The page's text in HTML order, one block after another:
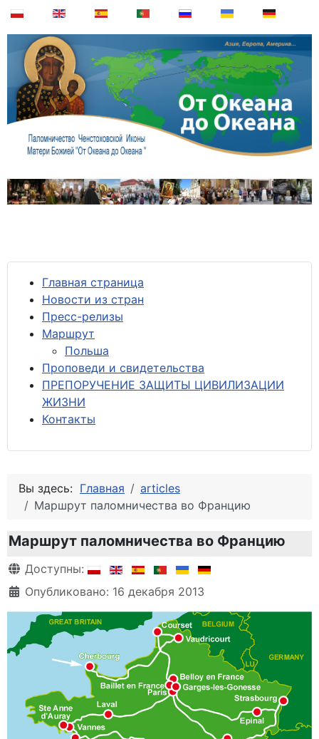
Главная страница
Новости из стран
Пресс-релизы
Маршрут
Польша
Проповеди и свидетельства
ПРЕПОРУЧЕНИЕ ЗАЩИТЫ ЦИВИЛИЗАЦИИ
ЖИЗНИ
Контакты
Вы здесь: Главная
articles
Маршрут паломничества во Францию
Маршрут паломничества во Францию
Информация о материале
Доступны:
Опубликовано: 16 декабря 2013